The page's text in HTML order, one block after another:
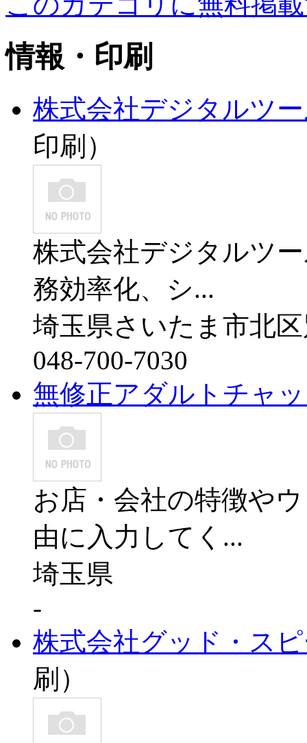
情報・印刷
株式会社デジタルツ
印刷）
株式会社デジタルツ
務効率化、シ...
埼玉県さいたま市北
048-700-7030
無修正アダルトチャ
お店・会社の特徴や
由に入力してく...
埼玉県
-
株式会社グッド・ス
刷）